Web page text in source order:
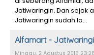
Jatiwaringin. Dan sejak
Jatiwaringin sudah la...
Alfamart -
Minggu, 2 Agustus 2015